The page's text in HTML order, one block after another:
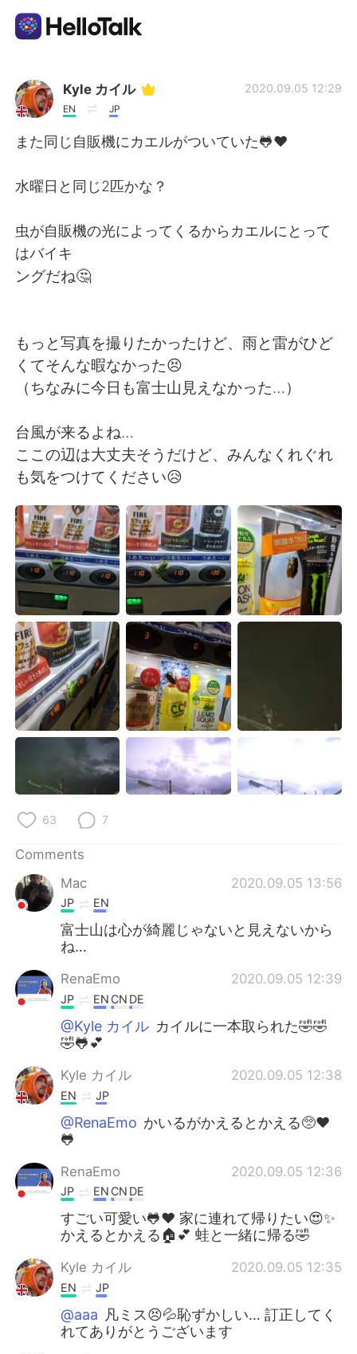
Language Exchange App
AI Grammar Checker
简体中文 繁體中文
Español
日本語 한국어
Indonesia
Türkçe Tiếng Việt
Português
Kyle カイル
EN JP
2020.09.05 12:29
また同じ自販機にカエルがついていた🐸♥
水曜日と同じ2匹かな？
虫が自販機の光によってくるからカエルにとって
はバイキ
ングだね🤔
もっと写真を撮りたかったけど、雨と雷がひど
くてそんな暇なかった😣
（ちなみに今日も富士山見えなかった…）
台風が来るよね…
ここの辺は大丈夫そうだけど、みんなくれぐれ
も気をつけてください😥
63 7
Comments
Mac
2020.09.05 13:56
JP EN
富士山は心が綺麗じゃないと見えないから
ね…
RenaEmo 2020.09.05 12:39
JP EN CN DE
@Kyle カイル カイルに一本取られた🤣🤣
🤣🐸💕
Kyle カイル 2020.09.05 12:38
EN JP
@RenaEmo かいるがかえるとかえる🥺♥
🐸
RenaEmo 2020.09.05 12:36
JP EN CN DE
すごい可愛い🐸❤️ 家に連れて帰りたい😍✨
かえるとかえる🏠💕 蛙と一緒に帰る🤣
Kyle カイル 2020.09.05 12:35
EN JP
@aaa 凡ミス😣💦恥ずかしい… 訂正してく
れてありがとうございます